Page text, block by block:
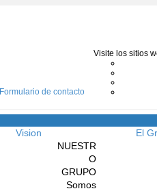
Formulario de contacto
Visite los sitios
Vision
El
NUESTR
O
GRUPO
Somos